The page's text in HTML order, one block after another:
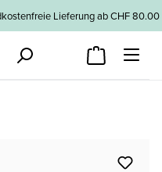
Lieferung ab CHF